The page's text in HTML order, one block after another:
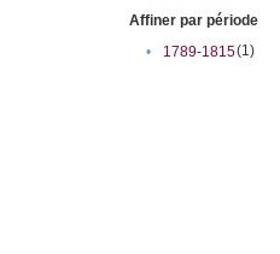
Affiner par période
•
1789-1815(1)